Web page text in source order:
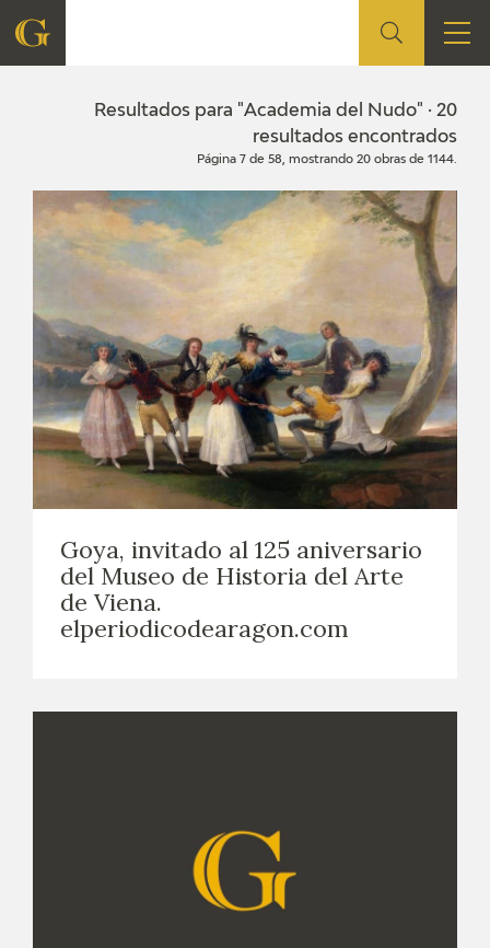
FUNDACIÓN
CENTRO DE INVESTIGACIÓN Y DOCUMENTACIÓN
ACCIÓN CORPORATIVA
SEDE
CONTACTO
PROGRAMACIÓN
ACTIVIDADES
ACTUALIDAD
Resultados para "Academia del Nudo" · 20
resultados encontrados
Página 7 de 58, mostrando 20 obras de 1144.
Goya, invitado al 125 aniversario
del Museo de Historia del Arte
de Viena.
elperiodicodearagon.com